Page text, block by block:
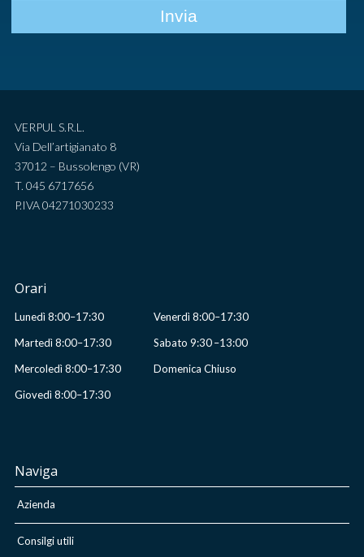
VERPUL S.R.L.
Via Dell’artigianato 8
37012 – Bussolengo (VR)
T. 045 6717656
P.IVA 04271030233
Orari
Lunedì 8:00–17:30
Martedì 8:00–17:30
Mercoledì 8:00–17:30
Giovedì 8:00–17:30
Venerdì 8:00–17:30
Sabato 9:30 –13:00
Domenica Chiuso
Naviga
Azienda
Consilgi utili